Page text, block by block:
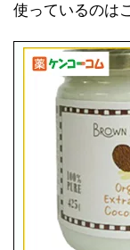
使っているのは